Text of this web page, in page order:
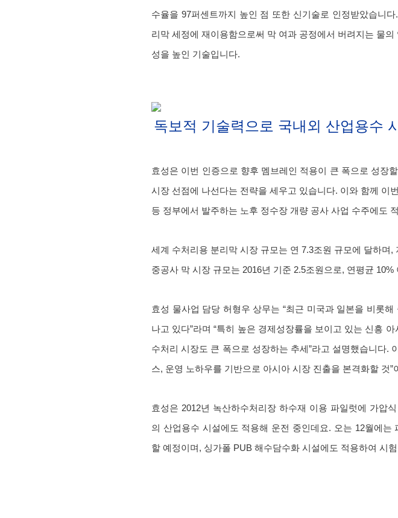
수율을 97퍼센트까지 높인 점 또한 신기술로 인정받았습니
리막 세정에 재이용함으로써 막 여과 공정에서 버려지는 물
성을 높인 기술입니다.
독보적 기술력으로 국내외 산업용수
효성은 이번 인증으로 향후 멤브레인 적용이 큰 폭으로 성장
시장 선점에 나선다는 전략을 세우고 있습니다. 이와 함께 이
등 정부에서 발주하는 노후 정수장 개량 공사 사업 수주에도
세계 수처리용 분리막 시장 규모는 연 7.3조원 규모에 달하며
중공사 막 시장 규모는 2016년 기준 2.5조원으로, 연평균 10%
효성 물사업 담당 허형우 상무는 “최근 미국과 일본을 비롯
나고 있다”라며 “특히 높은 경제성장률을 보이고 있는 신흥
수처리 시장도 큰 폭으로 성장하는 추세”라고 설명했습니다.
스, 운영 노하우를 기반으로 아시아 시장 진출을 본격화할 것”
효성은 2012년 녹산하수처리장 하수재 이용 파일럿에 가압
의 산업용수 시설에도 적용해 운전 중인데요. 오는 12월에
할 예정이며, 싱가폴 PUB 해수담수화 시설에도 적용하여 시